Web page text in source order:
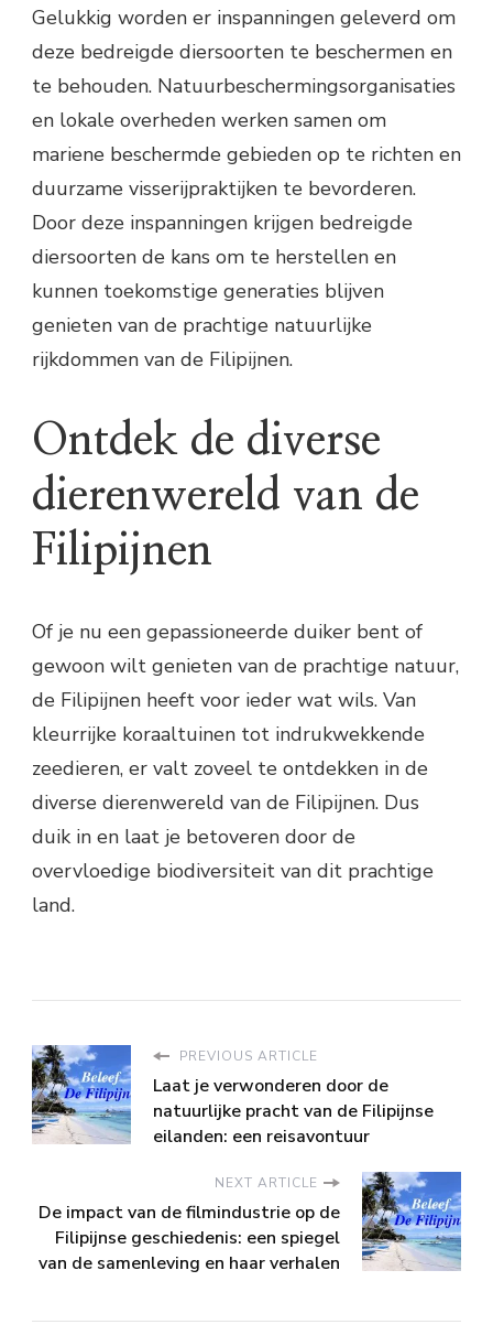
Gelukkig worden er inspanningen geleverd om
deze bedreigde diersoorten te beschermen en
te behouden. Natuurbeschermingsorganisaties
en lokale overheden werken samen om
mariene beschermde gebieden op te richten en
duurzame visserijpraktijken te bevorderen.
Door deze inspanningen krijgen bedreigde
diersoorten de kans om te herstellen en
kunnen toekomstige generaties blijven
genieten van de prachtige natuurlijke
rijkdommen van de Filipijnen.
Ontdek de diverse
dierenwereld van de
Filipijnen
Of je nu een gepassioneerde duiker bent of
gewoon wilt genieten van de prachtige natuur,
de Filipijnen heeft voor ieder wat wils. Van
kleurrijke koraaltuinen tot indrukwekkende
zeedieren, er valt zoveel te ontdekken in de
diverse dierenwereld van de Filipijnen. Dus
duik in en laat je betoveren door de
overvloedige biodiversiteit van dit prachtige
land.
PREVIOUS ARTICLE
Laat je verwonderen door de
natuurlijke pracht van de Filipijnse
eilanden: een reisavontuur
NEXT ARTICLE
De impact van de filmindustrie op de
Filipijnse geschiedenis: een spiegel
van de samenleving en haar verhalen